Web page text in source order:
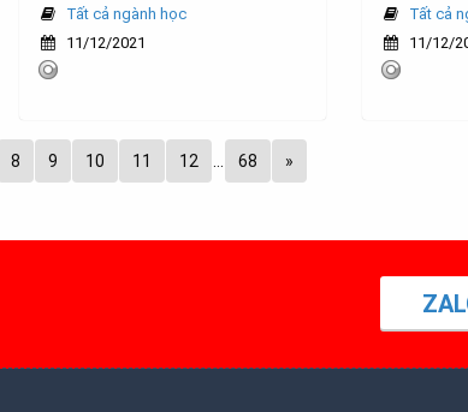
Tất cả ngành học
11/12/2021
Tất cả
11/12/
8 9 10 11 12 68 »